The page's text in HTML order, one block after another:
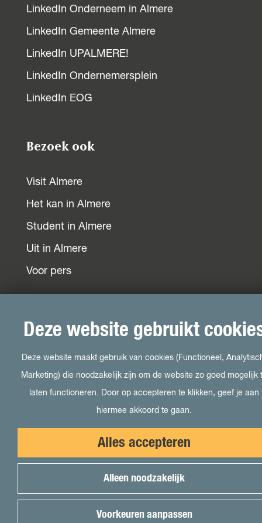
Deze website gebruikt
Deze website maakt gebruik van cookies (Functioneel,
Marketing) die noodzakelijk zijn om de website zo goed mogelijk
laten functioneren. Door op accepteren te klikken, geef je aan
hiermee akkoord te gaan.
Alles accepteren
Alleen noodzakelijk
Voorkeuren aanpassen
LinkedIn Onderneem in Almere
LinkedIn Gemeente Almere
LinkedIn UPALMERE!
LinkedIn Ondernemersplein
LinkedIn EOG
Bezoek ook
Visit Almere
Het kan in Almere
Student in Almere
Uit in Almere
Voor pers
Cookies|Colofon| Disclaimer